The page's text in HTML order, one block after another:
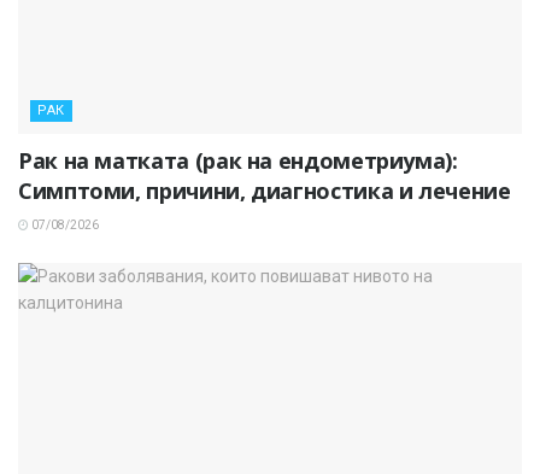
РАК
Рак на матката (рак на ендометриума):
Симптоми, причини, диагностика и лечение
07/08/2026